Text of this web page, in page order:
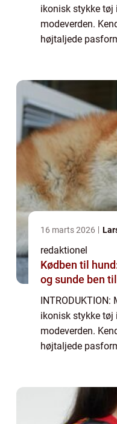
ikonisk stykke tøj
modeverden.
højtaljede
denne artikel vil...
16 marts 2026
redaktionel
Kødben til
og sunde ben
ikonisk stykke tøj
modeverden.
højtaljede
denne artikel vil...